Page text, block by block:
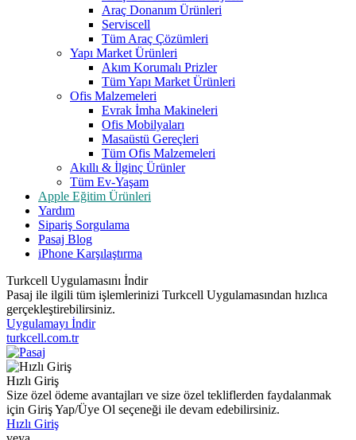
Araç Donanım Ürünleri
Serviscell
Tüm Araç Çözümleri
Yapı Market Ürünleri
Akım Korumalı Prizler
Tüm Yapı Market Ürünleri
Ofis Malzemeleri
Evrak İmha Makineleri
Ofis Mobilyaları
Masaüstü Gereçleri
Tüm Ofis Malzemeleri
Akıllı & İlginç Ürünler
Tüm Ev-Yaşam
Apple Eğitim Ürünleri
Yardım
Sipariş Sorgulama
Pasaj Blog
iPhone Karşılaştırma
Turkcell Uygulamasını İndir
Pasaj ile ilgili tüm işlemlerinizi Turkcell Uygulamasından hızlıca
gerçekleştirebilirsiniz.
Uygulamayı İndir
turkcell.com.tr
Hızlı Giriş
Size özel ödeme avantajları ve size özel tekliflerden faydalanmak
için Giriş Yap/Üye Ol seçeneği ile devam edebilirsiniz.
Hızlı Giriş